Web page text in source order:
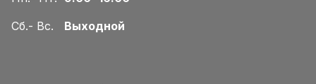
Сб.- Вс. Выходной